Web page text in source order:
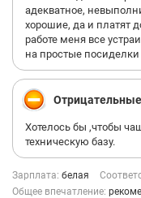
адекватное,
хорошие, да и платят
работе меня все
на простые
Хотелось бы ,чтобы
техническую базу.
Зарплата: белая
Общее впечатление: